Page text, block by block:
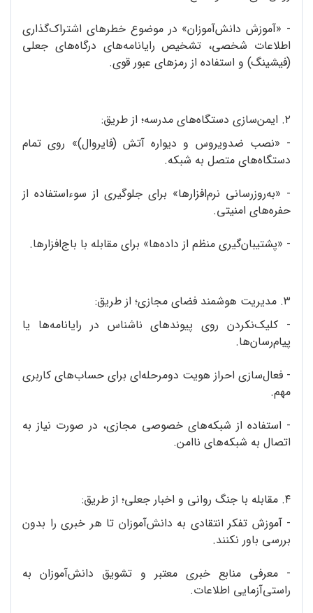
- «آموزش دانش‌آموزان» در موضوع خطرهای اشتراک‌گذاری
اطلاعات شخصی، تشخیص رایانامه‌‌های درگاه‌های جعلی
(فیشینگ) و استفاده از رمزهای عبور قوی.
۲. ایمن‌سازی دستگاه‌های مدرسه؛ از طریق:
- «نصب ضد‌ویروس و دیواره‌ آتش (فایروال)» روی تمام
دستگاه‌های متصل به شبکه.
- «به‌روزرسانی نرم‌افزارها» برای جلوگیری از سوءاستفاده از
حفره‌های امنیتی.
- «پشتیبان‌گیری منظم از داده‌ها» برای مقابله با باج‌افزارها.
۳. مدیریت هوشمند فضای مجازی؛ از طریق:
- کلیک‌نکردن روی پیوند‌های ناشناس در رایانامه‌ها یا
پیام‌رسان‌ها.
- فعال‌سازی احراز هویت دومرحله‌ای برای حساب‌های کاربری
مهم.
- استفاده از شبکه‌های خصوصی مجازی، در صورت نیاز به
اتصال به شبکه‌های ناامن.
۴. مقابله با جنگ روانی و اخبار جعلی؛ از طریق:
- آموزش تفکر انتقادی به دانش‌آ‌موزان تا هر خبری را بدون
بررسی باور نکنند.
- معرفی منابع خبری معتبر و تشویق دانش‌آموزان به
‌راستی‌آزمایی اطلاعات.